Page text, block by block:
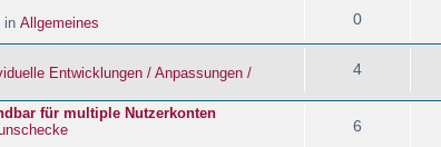
in Allgemeines 0
Entwicklungen / Anpassungen /
4
für multiple Nutzerkonten
6